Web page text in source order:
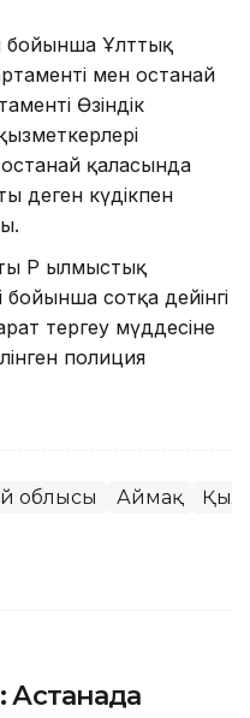
бойынша Ұлттық
мен Қостанай
Өзіндік
қаласында
деген күдікпен
ҚР Қылмыстық
бойынша сотқа дейінгі
тергеу мүддесіне
полиция
облысы Аймақ
Астанада